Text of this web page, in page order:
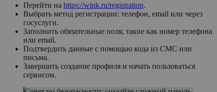
Перейти на https://wink.ru/registration.
Выбрать метод регистрации: телефон, email или через
госуслуги.
Заполнить обязательные поля, такие как номер телефона
или email.
Подтвердить данные с помощью кода из СМС или
письма.
Завершить создание профиля и начать пользоваться
сервисом.